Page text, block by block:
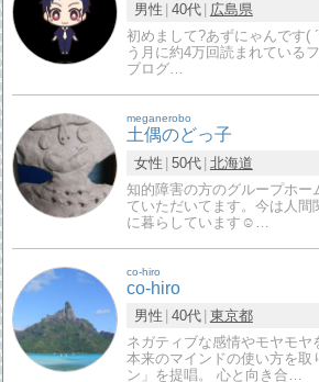
男性 40代
広島県
初めまして?あずにゃんです(
う月に約4万回読まれている
ブログ…
meganerobo
土偶のどっ子
女性 50代 北海道
知的障害の方のグループホー
ていただいてます。今は人
に暮らしています☺️…
co-hiro
co-hiro
男性 40代 東京都
ネガティブな感情やモヤモヤ
本来のマインドの使い方を取
ン」を提唱。 心と向き合…